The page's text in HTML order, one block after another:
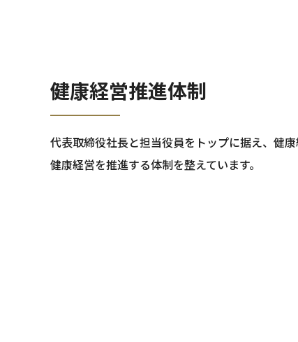
健康経営推進体制
代表取締役社長と担当役員をトップに据え、健
健康経営を推進する体制を整えています。